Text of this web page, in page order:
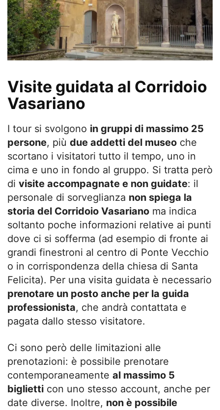
Visite guidata al Corridoio
Vasariano
I tour si svolgono in gruppi di massimo 25
persone, più due addetti del museo che
scortano i visitatori tutto il tempo, uno in
cima e uno in fondo al gruppo. Si tratta però
di visite accompagnate e non guidate: il
personale di sorveglianza non spiega la
storia del Corridoio Vasariano ma indica
soltanto poche informazioni relative ai punti
dove ci si sofferma (ad esempio di fronte ai
grandi finestroni al centro di Ponte Vecchio
o in corrispondenza della chiesa di Santa
Felicita). Per una visita guidata è necessario
prenotare un posto anche per la guida
professionista, che andrà contattata e
pagata dallo stesso visitatore.
Ci sono però delle limitazioni alle
prenotazioni: è possibile prenotare
contemporaneamente al massimo 5
biglietti con uno stesso account, anche per
date diverse. Inoltre, non è possibile